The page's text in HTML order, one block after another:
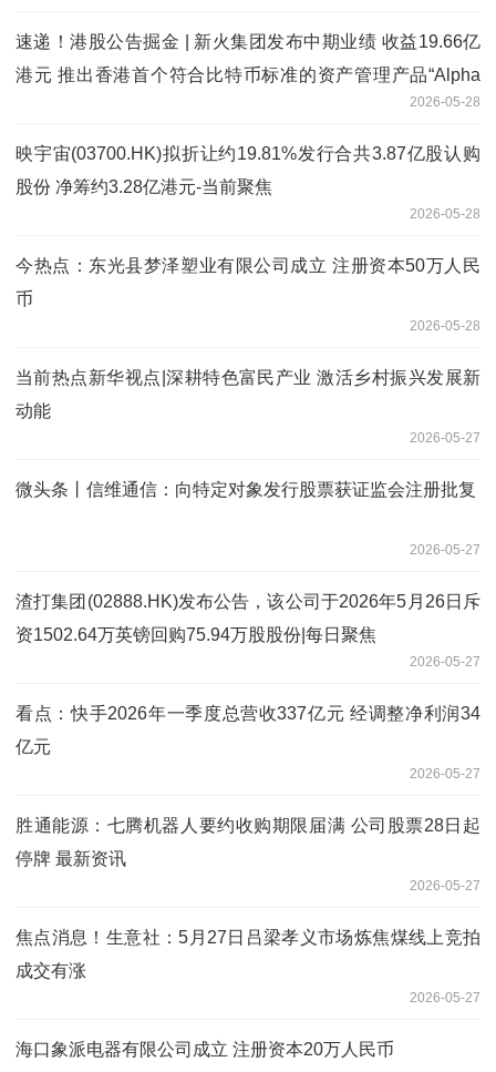
速递！港股公告掘金 | 新火集团发布中期业绩 收益19.66亿
港元 推出香港首个符合比特币标准的资产管理产品“Alpha
2026-05-28
映宇宙(03700.HK)拟折让约19.81%发行合共3.87亿股认购
股份 净筹约3.28亿港元-当前聚焦
2026-05-28
今热点：东光县梦泽塑业有限公司成立 注册资本50万人民
币
2026-05-28
当前热点新华视点|深耕特色富民产业 激活乡村振兴发展新
动能
2026-05-27
微头条丨信维通信：向特定对象发行股票获证监会注册批复
2026-05-27
渣打集团(02888.HK)发布公告，该公司于2026年5月26日斥
资1502.64万英镑回购75.94万股股份|每日聚焦
2026-05-27
看点：快手2026年一季度总营收337亿元 经调整净利润34
亿元
2026-05-27
胜通能源：七腾机器人要约收购期限届满 公司股票28日起
停牌 最新资讯
2026-05-27
焦点消息！生意社：5月27日吕梁孝义市场炼焦煤线上竞拍
成交有涨
2026-05-27
海口象派电器有限公司成立 注册资本20万人民币